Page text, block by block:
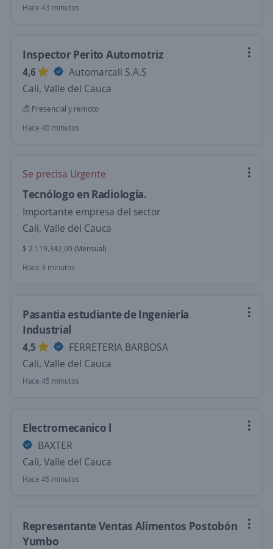
Hace 43 minutos
Inspector Perito Automotriz
4,6
Automarcali S.A.S
Cali, Valle del Cauca
Presencial y remoto
Hace 40 minutos
Se precisa Urgente
Tecnólogo en Radiología.
Importante empresa del sector
Cali, Valle del Cauca
$ 2.119.342,00 (Mensual)
Hace 3 minutos
Pasantia estudiante de Ingeniería
Industrial
4,5
FERRETERIA BARBOSA
Cali, Valle del Cauca
Hace 45 minutos
Electromecanico l
BAXTER
Cali, Valle del Cauca
Hace 45 minutos
Representante Ventas Alimentos Postobón
Yumbo